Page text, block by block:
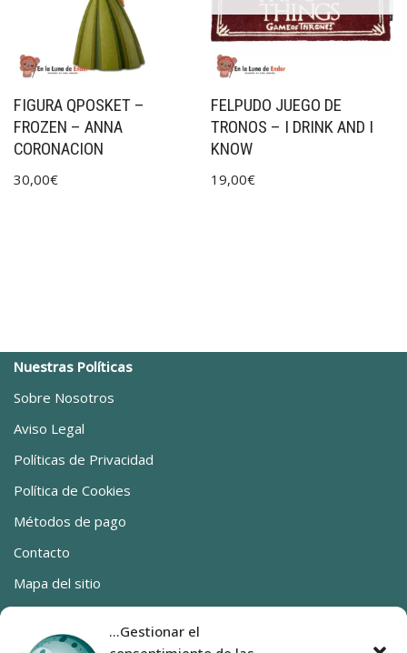
...Gestionar el
FIGURA QPOSKET –
FROZEN – ANNA
CORONACION
30,00€
FELPUDO JUEGO DE
TRONOS – I DRINK AND I
KNOW
19,00€
Nuestras Políticas
Sobre Nosotros
Aviso Legal
Políticas de Privacidad
Política de Cookies
Métodos de pago
Contacto
Mapa del sitio
0 productos